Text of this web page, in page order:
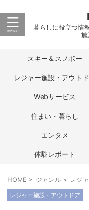
暮らしに役立つ情
施
スキー＆スノボー
レジャー施設・アウト
Webサービス
住まい・暮らし
エンタメ
体験レポート
HOME > ジャンル > レジ
レジャー施設・アウトドア